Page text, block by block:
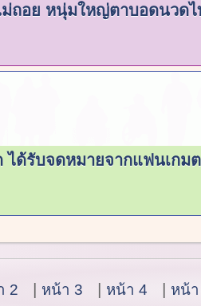
ถอย หนุ่มใหญ่ตาบอดนวดไ
ได้รับจดหมายจากแฟนเกม
2 หน้า 3 หน้า 4 หน้